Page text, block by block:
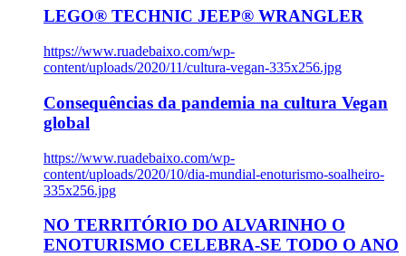
LEGO® TECHNIC JEEP® WRANGLER
https://www.ruadebaixo.com/wp-
content/uploads/2020/11/cultura-vegan-335x256.jpg
Consequências da pandemia na cultura Vegan
global
https://www.ruadebaixo.com/wp-
content/uploads/2020/10/dia-mundial-enoturismo-soalheiro-
335x256.jpg
NO TERRITÓRIO DO ALVARINHO O
ENOTURISMO CELEBRA-SE TODO O ANO